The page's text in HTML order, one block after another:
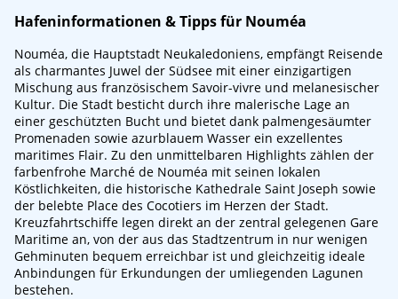
Hafeninformationen & Tipps für Nouméa
Nouméa, die Hauptstadt Neukaledoniens, empfängt Reisende
als charmantes Juwel der Südsee mit einer einzigartigen
Mischung aus französischem Savoir-vivre und melanesischer
Kultur. Die Stadt besticht durch ihre malerische Lage an
einer geschützten Bucht und bietet dank palmengesäumter
Promenaden sowie azurblauem Wasser ein exzellentes
maritimes Flair. Zu den unmittelbaren Highlights zählen der
farbenfrohe Marché de Nouméa mit seinen lokalen
Köstlichkeiten, die historische Kathedrale Saint Joseph sowie
der belebte Place des Cocotiers im Herzen der Stadt.
Kreuzfahrtschiffe legen direkt an der zentral gelegenen Gare
Maritime an, von der aus das Stadtzentrum in nur wenigen
Gehminuten bequem erreichbar ist und gleichzeitig ideale
Anbindungen für Erkundungen der umliegenden Lagunen
bestehen.